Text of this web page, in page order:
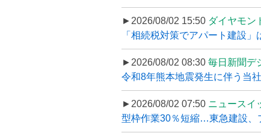
►2026/08/02 15:50 ダイヤモン
「相続税対策でアパート建設
►2026/08/02 08:30 毎日新聞デ
令和8年熊本地震発生に伴う当
►2026/08/02 07:50 ニュースイ
型枠作業30％短縮…東急建設、